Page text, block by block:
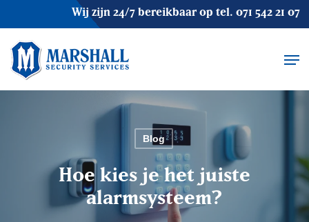
main
content
Wij zijn 24/7 bereikbaar op tel. 071 542 21 07
Blog
Hoe kies je het juiste
alarmsysteem?